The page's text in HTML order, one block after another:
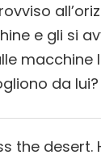
e gli si
macchine
da lui?
the desert.